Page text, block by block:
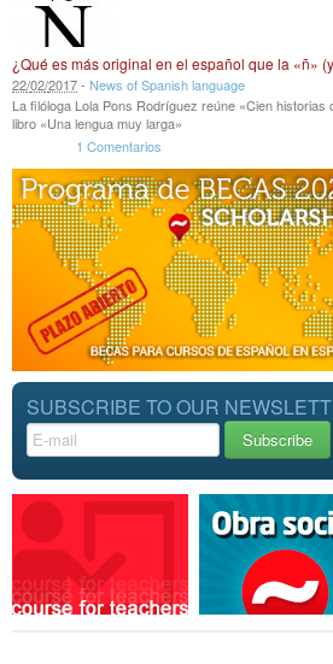
¿Qué es más original en el español que la «ñ»
22/02/2017- News of Spanish language
La filóloga Lola Pons Rodríguez reúne «Cien
libro «Una lengua muy larga»
1 Comentarios
SUBSCRIBE TO OUR